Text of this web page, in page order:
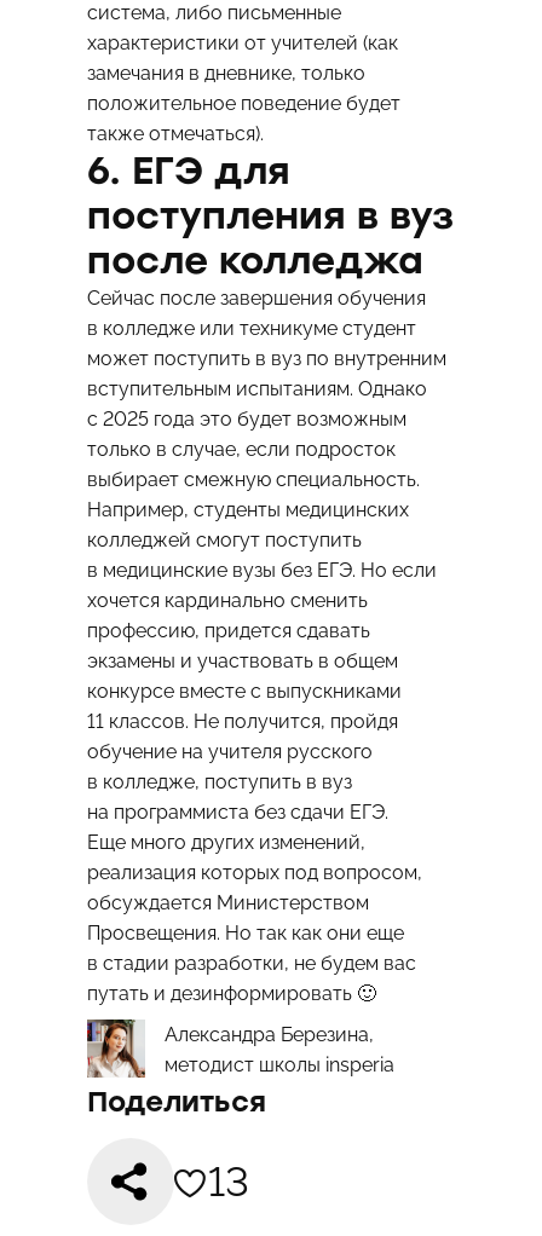
система, либо письменные
характеристики от учителей (как
замечания в дневнике, только
положительное поведение будет
также отмечаться).
6. ЕГЭ для
поступления в вуз
после колледжа
Сейчас после завершения обучения
в колледже или техникуме студент
может поступить в вуз по внутренним
вступительным испытаниям. Однако
с 2025 года это будет возможным
только в случае, если подросток
выбирает смежную специальность.
Например, студенты медицинских
колледжей смогут поступить
в медицинские вузы без ЕГЭ. Но если
хочется кардинально сменить
профессию, придется сдавать
экзамены и участвовать в общем
конкурсе вместе с выпускниками
11 классов. Не получится, пройдя
обучение на учителя русского
в колледже, поступить в вуз
на программиста без сдачи ЕГЭ.
Еще много других изменений,
реализация которых под вопросом,
обсуждается Министерством
Просвещения. Но так как они еще
в стадии разработки, не будем вас
путать и дезинформировать 🙂
Александра Березина,
методист школы insperia
Поделиться
13